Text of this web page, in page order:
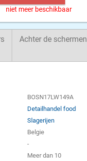
niet meer beschikbaar
Achter de schermen
BOSN17LW149A
Detailhandel food
Slagerijen
Belgie
-
Meer dan 10